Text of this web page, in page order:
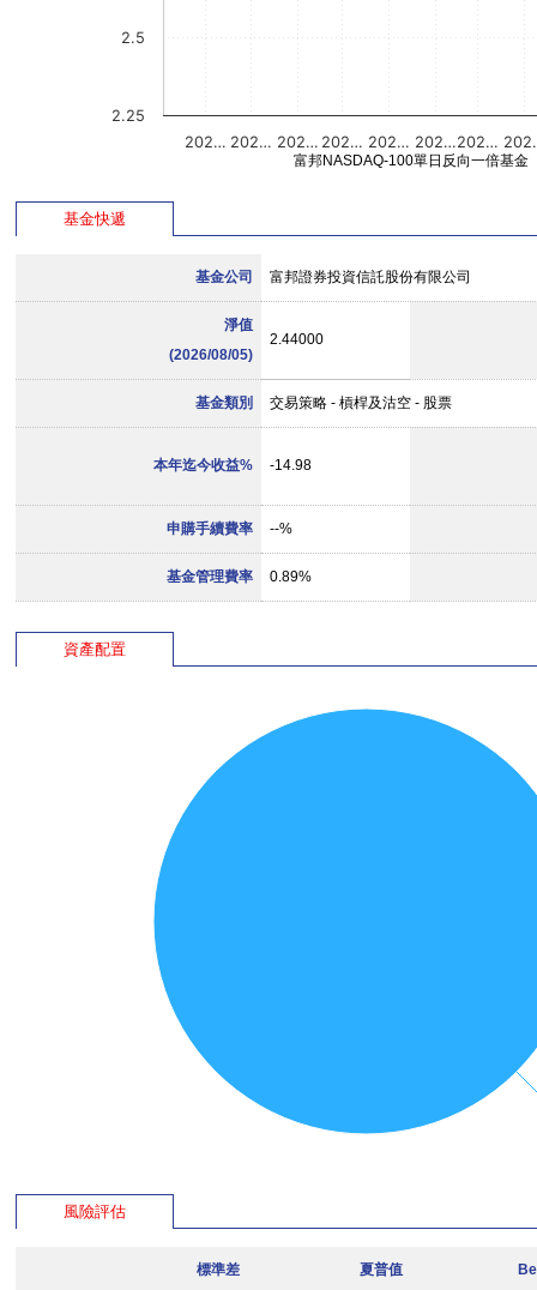
202… 202… 202… 202… 202… 202…202…
2.25
2.5
富邦NASDAQ-100單日反向一倍基金
基金快遞
基金公司 富邦證券投資信託股份有限公司
淨值
(2026/08/05)
2.44000
基金類別 交易策略 - 槓桿及沽空 - 股票
本年迄今收益% -14.98
申購手續費率 --%
基金管理費率 0.89%
資產配置
風險評估
標準差 夏普值